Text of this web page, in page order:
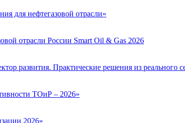
для нефтегазовой отрасли»
отрасли России Smart Oil & Gas 2026
развития. Практические решения из реального
ТОиР – 2026»
2026»